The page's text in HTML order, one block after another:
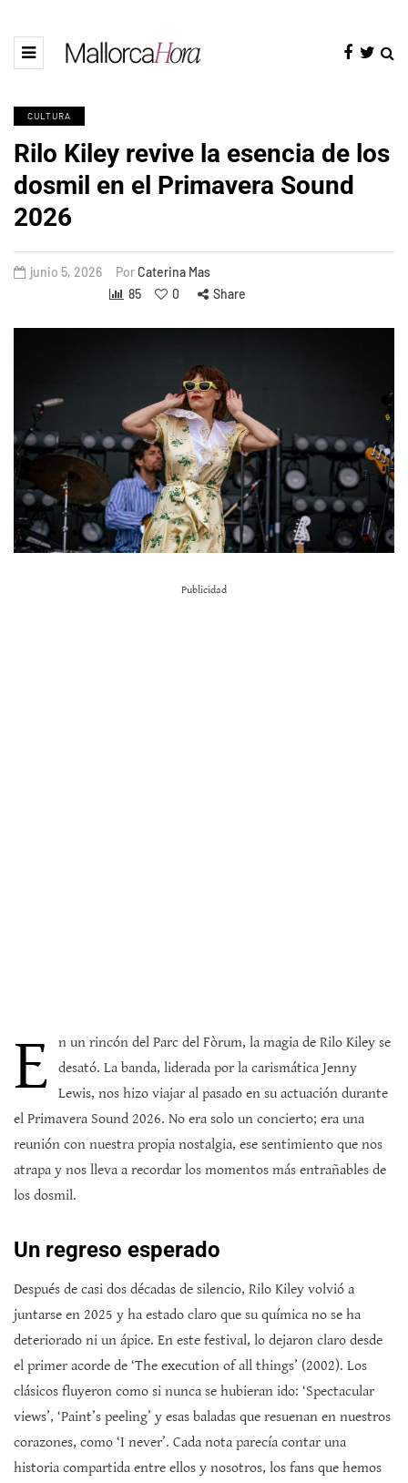
CULTURA
Rilo Kiley revive la esencia de los
dosmil en el Primavera Sound
2026
junio 5, 2026 PorCaterina Mas
85
0 Share
Publicidad
E
n un rincón del Parc del Fòrum, la magia de Rilo Kiley se
desató. La banda, liderada por la carismática Jenny
Lewis, nos hizo viajar al pasado en su actuación durante
el Primavera Sound 2026. No era solo un concierto; era una
reunión con nuestra propia nostalgia, ese sentimiento que nos
atrapa y nos lleva a recordar los momentos más entrañables de
los dosmil.
Un regreso esperado
Después de casi dos décadas de silencio, Rilo Kiley volvió a
juntarse en 2025 y ha estado claro que su química no se ha
deteriorado ni un ápice. En este festival, lo dejaron claro desde
el primer acorde de ‘The execution of all things’ (2002). Los
clásicos fluyeron como si nunca se hubieran ido: ‘Spectacular
views’, ‘Paint’s peeling’ y esas baladas que resuenan en nuestros
corazones, como ‘I never’. Cada nota parecía contar una
historia compartida entre ellos y nosotros, los fans que hemos